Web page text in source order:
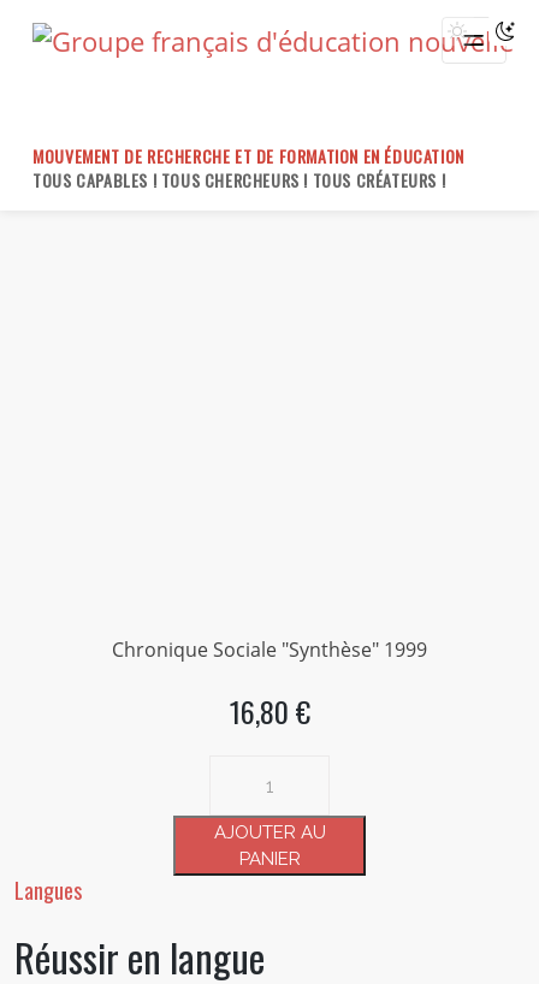
MOUVEMENT DE RECHERCHE ET DE FORMATION EN ÉDUCATION
TOUS CAPABLES ! TOUS CHERCHEURS ! TOUS CRÉATEURS !
Chronique Sociale "Synthèse" 1999
16,80 €
Réussir
langue
AJOUTER AU
PANIER
Langues
Réussir en langue